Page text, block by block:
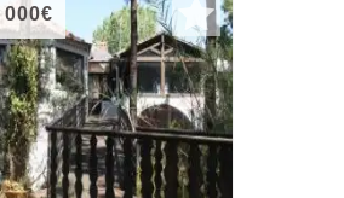
000€